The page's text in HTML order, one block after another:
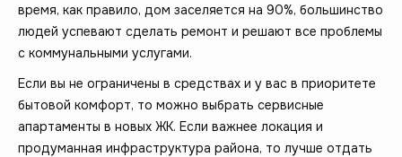
время, как правило, дом заселяется на 90%, большинство
людей успевают сделать ремонт и решают все проблемы
с коммунальными услугами.
Если вы не ограничены в средствах и у вас в приоритете
бытовой комфорт, то можно выбрать сервисные
апартаменты в новых ЖК. Если важнее локация и
продуманная инфраструктура района, то лучше отдать